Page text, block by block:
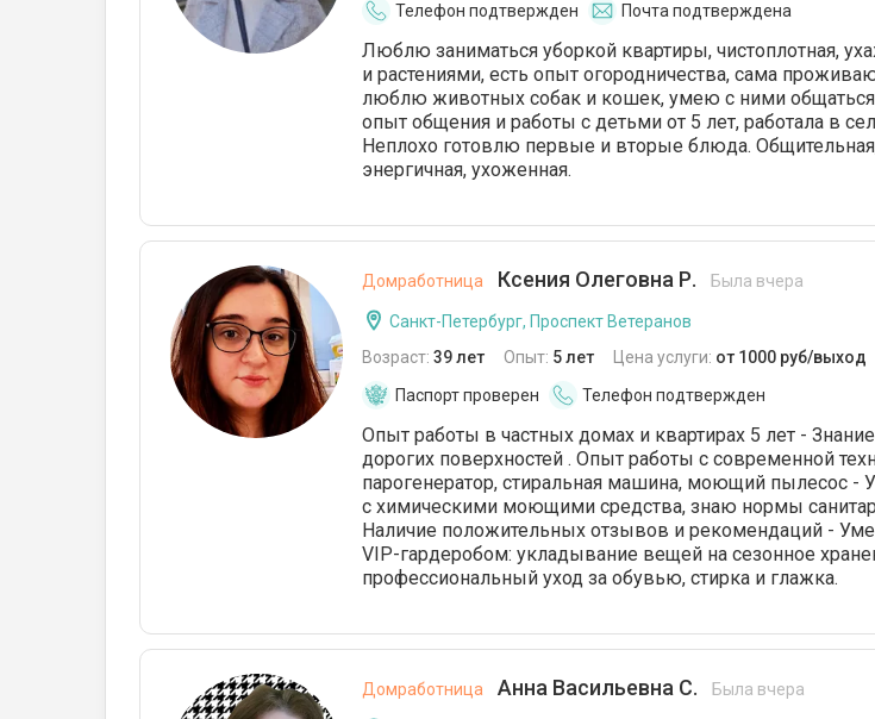
Телефон подтвержден
Почта подтверждена
Люблю заниматься уборкой квартиры, чистоплотная,
и растениями, есть опыт огородничества, сама
люблю животных собак и кошек, умею с ними общаться
опыт общения и работы с детьми от 5 лет, работала в
Неплохо готовлю первые и вторые блюда.
энергичная, ухоженная.
Домработница Ксения Олеговна Р. Была вчера
Санкт-Петербург, Проспект Ветеранов
Возраст: 39 лет Опыт: 5 лет Цена услуги: от 1000 руб/выход
Паспорт проверен
Телефон подтвержден
Опыт работы в частных домах и квартирах 5 лет -
дорогих поверхностей . Опыт работы с современной
парогенератор, стиральная машина, моющий пылесос -
с химическими моющими средства, знаю нормы
Наличие положительных отзывов и рекомендаций -
VIP-гардеробом: укладывание вещей на сезонное
профессиональный уход за обувью, стирка и глажка.
Домработница Анна Васильевна С. Была вчера